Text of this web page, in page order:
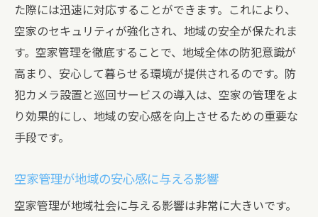
た際には迅速に対応することができます。これにより、
空家のセキュリティが強化され、地域の安全が保たれま
す。空家管理を徹底することで、地域全体の防犯意識が
高まり、安心して暮らせる環境が提供されるのです。防
犯カメラ設置と巡回サービスの導入は、空家の管理をよ
り効果的にし、地域の安心感を向上させるための重要な
手段です。
空家管理が地域の安心感に与える影響
空家管理が地域社会に与える影響は非常に大きいです。